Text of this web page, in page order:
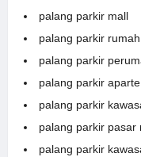
palang parkir mall
palang parkir
palang parkir
palang parkir
palang parkir
palang parkir pasar
palang parkir